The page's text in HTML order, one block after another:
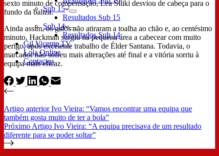
Sub 15
Resultados Sub 15
Sub 14
Resultados Sub 14
Gil Vicente TV
Loja Online
Contactos
sexto minuto de compensação, Lea Siliki desviou de cabeça para o
fundo da baliza.
Ainda assim, os galos não atiraram a toalha ao chão e, ao centésimo
minuto, Hackman surgiu na pequena área a cabecear com muito
perigo, após excelente trabalho de Élder Santana. Todavia, o
marcador não sofreu mais alterações até final e a vitória sorriu à
equipa mais eficaz.
Artigo anteriorIvo Vieira: “Vamos encontrar uma equipa que
também gosta muito de ter a bola”
Próximo Artigo Ivo Vieira: “A equipa precisava de um resultado
diferente para se poder soltar”